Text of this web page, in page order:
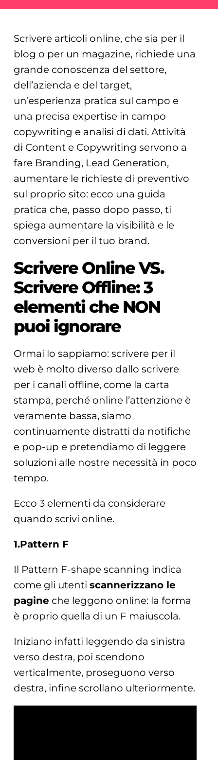
Scrivere articoli online, che sia per il
blog o per un magazine, richiede una
grande conoscenza del settore,
dell’azienda e del target,
un’esperienza pratica sul campo e
una precisa expertise in campo
copywriting e analisi di dati. Attività
di Content e Copywriting servono a
fare Branding, Lead Generation,
aumentare le richieste di preventivo
sul proprio sito: ecco una guida
pratica che, passo dopo passo, ti
spiega aumentare la visibilità e le
conversioni per il tuo brand.
Scrivere Online VS.
Scrivere Offline: 3
elementi che NON
puoi ignorare
Ormai lo sappiamo: scrivere per il
web è molto diverso dallo scrivere
per i canali offline, come la carta
stampa, perché online l’attenzione è
veramente bassa, siamo
continuamente distratti da notifiche
e pop-up e pretendiamo di leggere
soluzioni alle nostre necessità in poco
tempo.
Ecco 3 elementi da considerare
quando scrivi online.
1.Pattern F
Il Pattern F-shape scanning indica
come gli utenti scannerizzano le
pagine che leggono online: la forma
è proprio quella di un F maiuscola.
Iniziano infatti leggendo da sinistra
verso destra, poi scendono
verticalmente, proseguono verso
destra, infine scrollano ulteriormente.